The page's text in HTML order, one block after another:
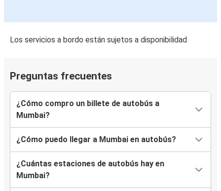
Los servicios a bordo están sujetos a disponibilidad
Preguntas frecuentes
¿Cómo compro un billete de autobús a
Mumbai?
¿Cómo puedo llegar a Mumbai en autobús?
¿Cuántas estaciones de autobús hay en
Mumbai?